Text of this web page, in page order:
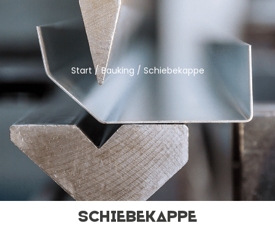
Start/Bauking / Schiebekappe
Schiebekappe